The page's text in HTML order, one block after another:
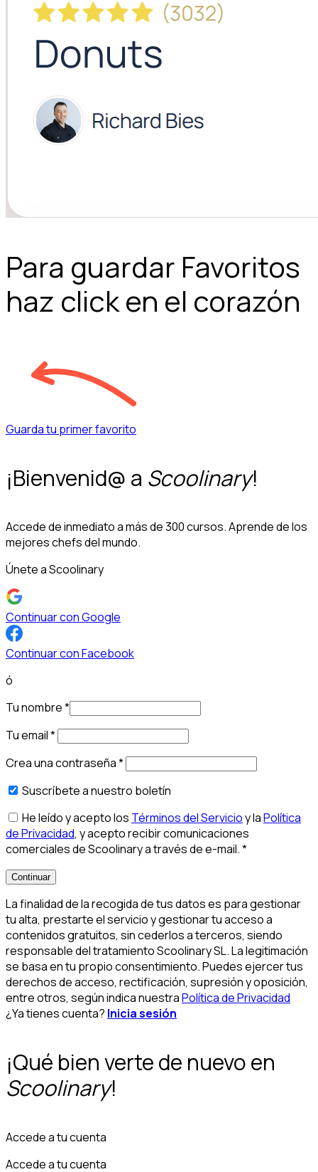
Para guardar Favoritos
haz click en el corazón
Guarda tu primer favorito
¡Bienvenid@ a Scoolinary!
Accede de inmediato a más de 300 cursos. Aprende de los
mejores chefs del mundo.
Únete a Scoolinary
Continuar con Google
Continuar con Facebook
ó
Tu nombre*
Tu email*
Crea una contraseña*
Suscríbete a nuestro boletín
He leído y acepto los Términos del Servicioy laPolítica
de Privacidad, y acepto recibir comunicaciones
comerciales de Scoolinary a través de e-mail.*
Continuar
La finalidad de la recogida de tus datos es para gestionar
tu alta, prestarte el servicio y gestionar tu acceso a
contenidos gratuitos, sin cederlos a terceros, siendo
responsable del tratamiento Scoolinary SL. La legitimación
se basa en tu propio consentimiento. Puedes ejercer tus
derechos de acceso, rectificación, supresión y oposición,
entre otros, según indica nuestraPolítica de Privacidad
¿Ya tienes cuenta? Inicia sesión
¡Qué bien verte de nuevo en
Scoolinary!
Accede a tu cuenta
Accede a tu cuenta